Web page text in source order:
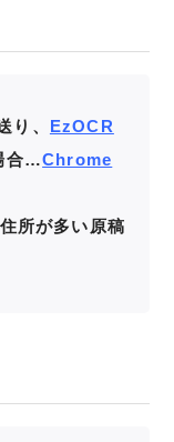
り、 EzOCR
合…Chrome
所が多い原稿